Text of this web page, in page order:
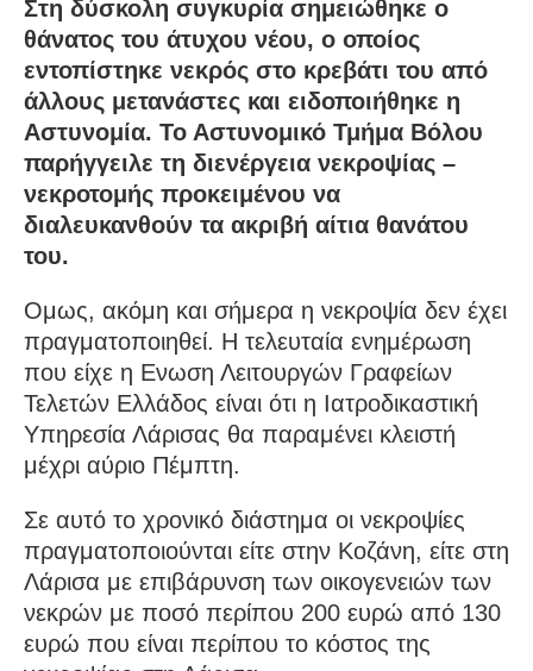
Στη δύσκολη συγκυρία σημειώθηκε ο
θάνατος του άτυχου νέου, ο οποίος
εντοπίστηκε νεκρός στο κρεβάτι του από
άλλους μετανάστες και ειδοποιήθηκε η
Αστυνομία. Το Αστυνομικό Τμήμα Βόλου
παρήγγειλε τη διενέργεια νεκροψίας –
νεκροτομής προκειμένου να
διαλευκανθούν τα ακριβή αίτια θανάτου
του.
Ομως, ακόμη και σήμερα η νεκροψία δεν έχει
πραγματοποιηθεί. Η τελευταία ενημέρωση
που είχε η Ενωση Λειτουργών Γραφείων
Τελετών Ελλάδος είναι ότι η Ιατροδικαστική
Υπηρεσία Λάρισας θα παραμένει κλειστή
μέχρι αύριο Πέμπτη.
Σε αυτό το χρονικό διάστημα οι νεκροψίες
πραγματοποιούνται είτε στην Κοζάνη, είτε στη
Λάρισα με επιβάρυνση των οικογενειών των
νεκρών με ποσό περίπου 200 ευρώ από 130
ευρώ που είναι περίπου το κόστος της